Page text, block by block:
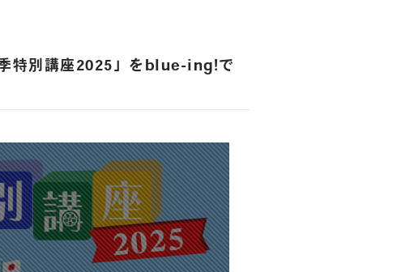
特別講座2025」をblue-ing!で